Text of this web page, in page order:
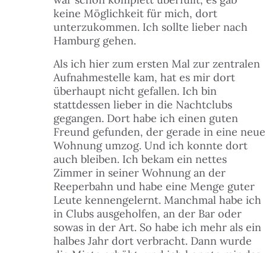
keine Möglichkeit für mich, dort
unterzukommen. Ich sollte lieber nach
Hamburg gehen.
Als ich hier zum ersten Mal zur zentralen
Aufnahmestelle kam, hat es mir dort
überhaupt nicht gefallen. Ich bin
stattdessen lieber in die Nachtclubs
gegangen. Dort habe ich einen guten
Freund gefunden, der gerade in eine neue
Wohnung umzog. Und ich konnte dort
auch bleiben. Ich bekam ein nettes
Zimmer in seiner Wohnung an der
Reeperbahn und habe eine Menge guter
Leute kennengelernt. Manchmal habe ich
in Clubs ausgeholfen, an der Bar oder
sowas in der Art. So habe ich mehr als ein
halbes Jahr dort verbracht. Dann wurde